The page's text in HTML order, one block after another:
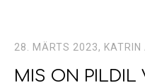
28. MÄRTS 2023, KATRIN
MIS ON